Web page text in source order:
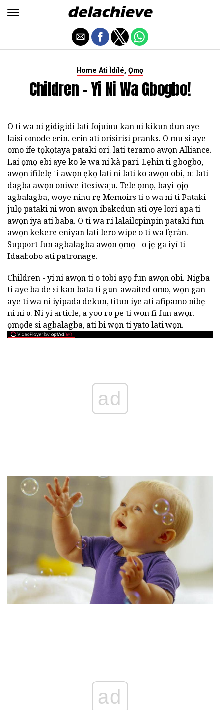
Home Ati Ìdílé, Ọmọ
Children - Yi Ni Wa Gbogbo!
O ti wa ni gidigidi lati fojuinu kan ni kikun dun aye
laisi omode erin, erin ati orisirisi pranks. O mu si aye
omo ife tọkọtaya pataki ori, lati teramo awọn Alliance.
Lai ọmọ ebi aye ko le wa ni kà pari. Lẹhin ti gbogbo,
awọn ifilelẹ ti awọn ẹkọ lati ni lati ko awọn obi, ni lati
dagba awọn oniwe-itesiwaju. Tele ọmọ, bayi-ọjọ
agbalagba, woye ninu rẹ Memoirs ti o wa ni ti Pataki
julọ pataki ni won awọn ibakcdun ati oye lori apa ti
awọn iya ati baba. O ti wa ni lalailopinpin pataki fun
awọn kekere eniyan lati lero wipe o ti wa fẹràn.
Support fun agbalagba awọn ọmọ - o jẹ ga ìyí ti
Idaabobo ati patronage.
Children - yi ni awọn ti o tobi ayọ fun awọn obi. Nigba
ti aye ba de si kan bata ti gun-awaited omo, wọn gan
aye ti wa ni iyipada dekun, titun iye ati afipamo nibẹ
ni ni o. Ni yi article, a yoo ro pe ti won fi fun awọn
ọmọde si agbalagba, ati bi wọn ti yato lati wọn.
ad
ad